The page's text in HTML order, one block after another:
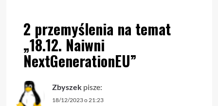
2 przemyślenia na temat
„18.12. Naiwni
NextGenerationEU”
Zbyszek pisze:
18/12/2023 o 21:23